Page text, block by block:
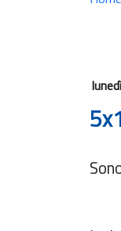
Accedi al